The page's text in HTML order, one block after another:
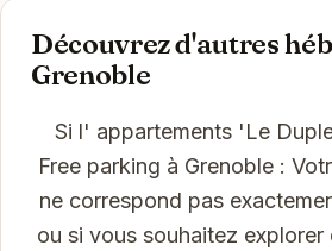
Découvrez d'autres
Grenoble
Si l' appartements 'Le
Free parking à Grenoble :
ne correspond pas
ou si vous souhaitez